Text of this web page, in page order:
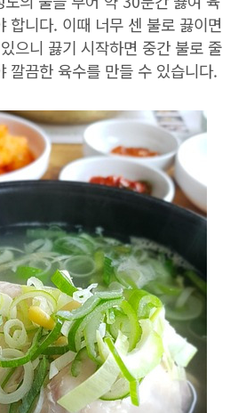
합니다. 이때 너무 센 불로 끓이면
으니 끓기 시작하면 중간 불로 줄
깔끔한 육수를 만들 수 있습니다.